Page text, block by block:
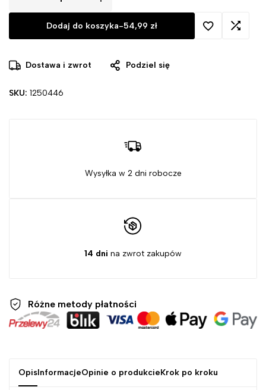
Dodaj do koszyka-54,99 zł
Dostawa i zwrot Podziel się
SKU: 1250446
Wysyłka w 2 dni robocze
14 dni na zwrot zakupów
Różne metody płatności
OpisInformacjeOpinie o produkcieKrok po kroku